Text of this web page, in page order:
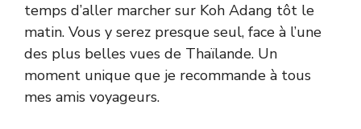
temps d’aller marcher sur Koh Adang tôt le
matin. Vous y serez presque seul, face à l’une
des plus belles vues de Thaïlande. Un
moment unique que je recommande à tous
mes amis voyageurs.